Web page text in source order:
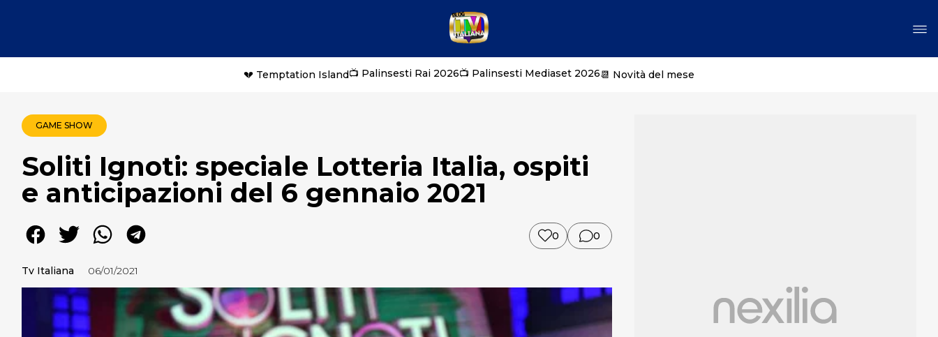
💔 Temptation Island📺 Palinsesti Rai 2026📺 Palinsesti Mediaset 2026📆 Novità del mese
GAME SHOW
Soliti Ignoti: speciale Lotteria Italia, ospiti
e anticipazioni del 6 gennaio 2021
0 0
Tv Italiana 06/01/2021